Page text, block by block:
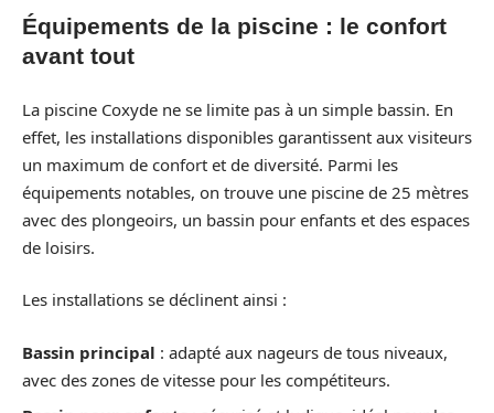
Équipements de la piscine : le confort
avant tout
La piscine Coxyde ne se limite pas à un simple bassin. En
effet, les installations disponibles garantissent aux visiteurs
un maximum de confort et de diversité. Parmi les
équipements notables, on trouve une piscine de 25 mètres
avec des plongeoirs, un bassin pour enfants et des espaces
de loisirs.
Les installations se déclinent ainsi :
Bassin principal : adapté aux nageurs de tous niveaux,
avec des zones de vitesse pour les compétiteurs.